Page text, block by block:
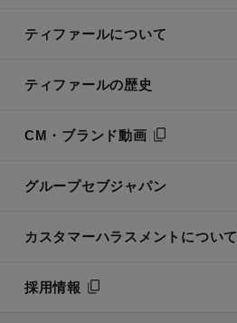
ティファールについて
ティファールの歴史
CM・ブランド動画
グループセブジャパン
カスタマーハラスメントについて
採用情報